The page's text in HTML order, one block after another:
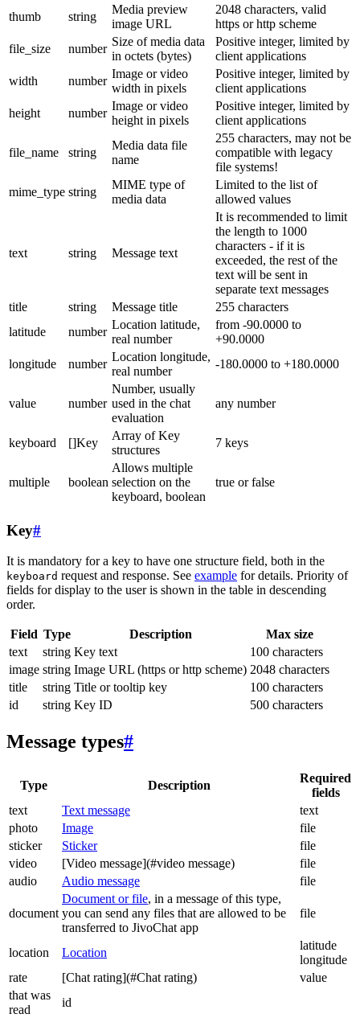
thumb
string
Media preview
image URL
2048 characters, valid
https or http scheme
file_size
number
Size of media data
in octets (bytes)
Positive integer, limited by
client applications
width
number
Image or video
width in pixels
Positive integer, limited by
client applications
height
number
Image or video
height in pixels
Positive integer, limited by
client applications
file_name string
Media data file
name
255 characters, may not be
compatible with legacy
file systems!
mime_type string
MIME type of
media data
Limited to the list of
allowed values
text string Message text
It is recommended to limit
the length to 1000
characters - if it is
exceeded, the rest of the
text will be sent in
separate text messages
title
string Message title
255 characters
latitude
number
Location latitude,
real number
from -90.0000 to
+90.0000
longitude
number
Location longitude,
real number
-180.0000 to +180.0000
value number
Number, usually
used in the chat
evaluation
any number
keyboard []Key
Array of Key
structures
7 keys
multiple boolean
Allows multiple
selection on the
keyboard, boolean
true or false
Key#
It is mandatory for a key to have one structure field, both in the
keyboard request and response. See example for details. Priority of
fields for display to the user is shown in the table in descending
order.
Field Type Description
Max size
text
string Key text
100 characters
image string Image URL (https or http scheme) 2048 characters
title
string Title or tooltip key
100 characters
id
string Key ID 500 characters
Message types#
Type Description
Required
fields
text
Text message
text
photo
Image
file
sticker
Sticker
file
video
[Video message](#video message)
file
audio
Audio message file
document
Document or file, in a message of this type,
you can send any files that are allowed to be
transferred to JivoChat app
file
location Location
latitude
longitude
rate
[Chat rating](#Chat rating)
value
that was
read
id